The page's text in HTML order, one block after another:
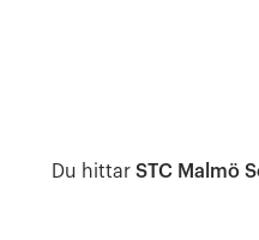
Du hittar STC Malmö